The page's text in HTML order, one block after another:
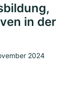
in der
2024